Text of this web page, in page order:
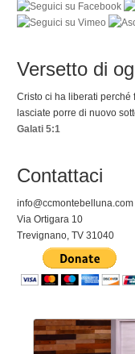
Versetto di
Cristo ci ha liberati perché
lasciate porre di nuovo
Galati 5:1
Contattaci
info@ccmontebelluna.com
Via Ortigara 10
Trevignano, TV 31040